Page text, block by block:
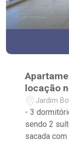
locação
Jardim
- 3
sendo 2
sacada com